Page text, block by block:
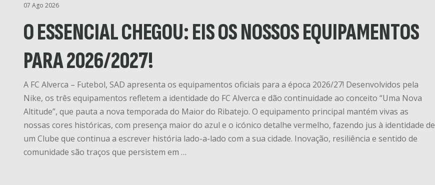
07 Ago 2026
O ESSENCIAL CHEGOU: EIS OS NOSSOS EQUIPAMENTOS
PARA 2026/2027!
A FC Alverca – Futebol, SAD apresenta os equipamentos oficiais para a época 2026/27! Desenvolvidos pela
Nike, os três equipamentos refletem a identidade do FC Alverca e dão continuidade ao conceito “Uma Nova
Altitude”, que pauta a nova temporada do Maior do Ribatejo. O equipamento principal mantém vivas as
nossas cores históricas, com presença maior do azul e o icónico detalhe vermelho, fazendo jus à identidade de
um Clube que continua a escrever história lado-a-lado com a sua cidade. Inovação, resiliência e sentido de
comunidade são traços que persistem em …